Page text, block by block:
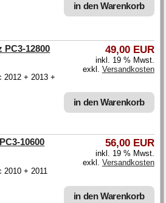
in den Warenkorb
PC3-12800
2012 + 2013 +
49,00 EUR
inkl. 19 % Mwst.
exkl. Versandkosten
in den Warenkorb
10600
2010 + 2011
56,00 EUR
inkl. 19 % Mwst.
exkl. Versandkosten
in den Warenkorb